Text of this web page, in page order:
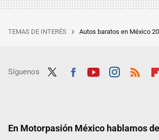
TEMAS DE INTERÉS Autos baratos en México
Síguenos
En Motorpasión México hablamos